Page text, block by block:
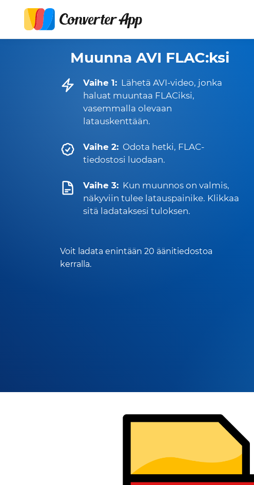
Muunna AVI FLAC:ksi
Vaihe 1: Lähetä AVI-video, jonka
haluat muuntaa FLACiksi,
vasemmalla olevaan
latauskenttään.
Vaihe 2: Odota hetki, FLAC-
tiedostosi luodaan.
Vaihe 3: Kun muunnos on valmis,
näkyviin tulee latauspainike. Klikkaa
sitä ladataksesi tuloksen.
Voit ladata enintään 20 äänitiedostoa
kerralla.